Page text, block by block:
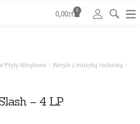
0,00zł 0
Płyty Winylowe
Winyle z muzyką rockową
– 4 LP